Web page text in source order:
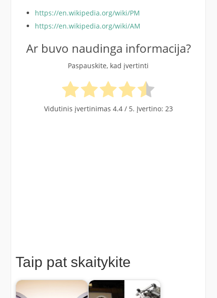
https://en.wikipedia.org/wiki/PM
https://en.wikipedia.org/wiki/AM
Ar buvo naudinga informacija?
Paspauskite, kad įvertinti
Vidutinis įvertinimas 4.4/ 5. Įvertino: 23
Taip pat skaitykite